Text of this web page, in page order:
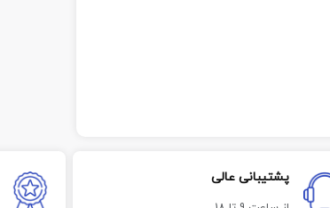
پشتیبانی عالی